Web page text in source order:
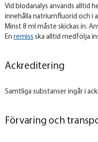
Vid blodanalys används alltid
innehålla natriumfluorid och i
Minst 8 ml måste skickas in.
En remiss ska alltid medfölja
Ackreditering
Samtliga substanser ingår i
Förvaring och